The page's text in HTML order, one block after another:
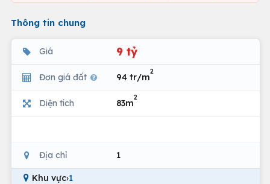
Thông tin chung
Giá 9 tỷ
Đơn giá đất 94 tr/m
2
Diện tích 83m
2
Địa chỉ 1
Khu vực›1